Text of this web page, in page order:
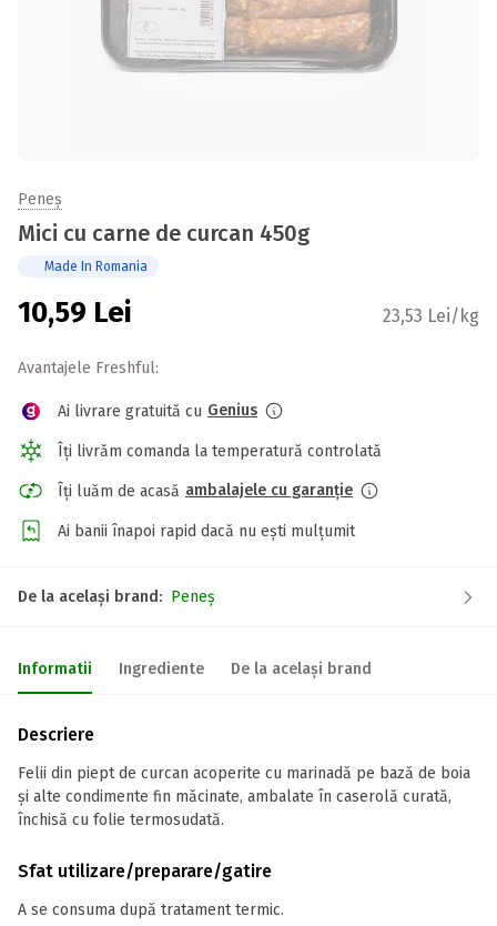
Peneș
Mici cu carne de curcan 450g
Made In Romania
10,59 Lei 23,53 Lei/kg
Avantajele Freshful:
Ai livrare gratuită cu Genius
Îți livrăm comanda la temperatură controlată
Îți luăm de acasă ambalajele cu garanție
Ai banii înapoi rapid dacă nu ești mulțumit
De la același brand: Peneș
Informatii Ingrediente De la același brand
Descriere
Felii din piept de curcan acoperite cu marinadă pe bază de boia
și alte condimente fin măcinate, ambalate în caserolă curată,
închisă cu folie termosudată.
Sfat utilizare/preparare/gatire
A se consuma după tratament termic.